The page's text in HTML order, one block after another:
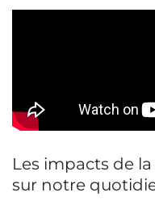
Les impacts de
sur notre